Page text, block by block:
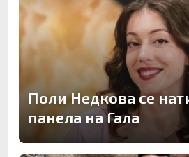
Поли Недкова се
панела на Гала